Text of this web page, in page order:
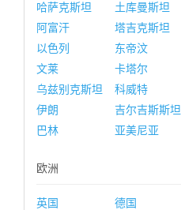
哈萨克斯坦
土库曼斯坦
阿富汗
塔吉克斯坦
以色列
东帝汶
文莱
卡塔尔
乌兹别克斯坦
科威特
伊朗
吉尔吉斯斯坦
巴林
亚美尼亚
欧洲
英国 德国